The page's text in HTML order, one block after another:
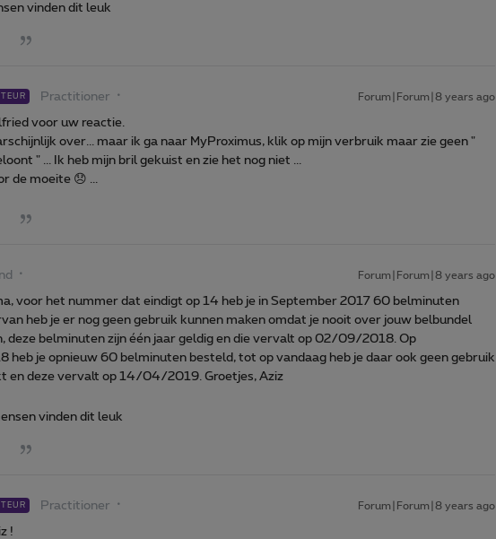
vinden dit leuk
Practitioner Forum|Forum|8 years ago
voor uw reactie.
over... maar ik ga naar MyProximus, klik op mijn verbruik maar zie geen "
" ... Ik heb mijn bril gekuist en zie het nog niet ...
de moeite 😞 ...
Forum|Forum|8 years ago
voor het nummer dat eindigt op 14 heb je in September 2017 60 belminuten
heb je er nog geen gebruik kunnen maken omdat je nooit over jouw belbundel
deze belminuten zijn één jaar geldig en die vervalt op 02/09/2018. Op
je opnieuw 60 belminuten besteld, tot op vandaag heb je daar ook geen gebruik
en deze vervalt op 14/04/2019. Groetjes, Aziz
vinden dit leuk
Practitioner Forum|Forum|8 years ago
!